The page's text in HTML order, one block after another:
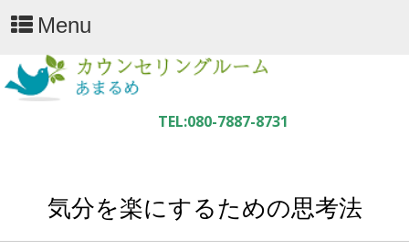
Menu
気分を楽にするための思考法